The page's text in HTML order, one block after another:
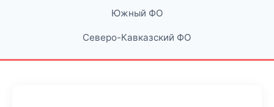
Южный ФО
Северо-Кавказский ФО